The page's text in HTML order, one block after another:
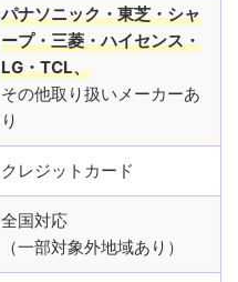
パナソニック・東芝・シャ
ープ・三菱・ハイセンス・
LG・TCL、
その他取り扱いメーカーあ
り
クレジットカード
全国対応
（一部対象外地域あり）